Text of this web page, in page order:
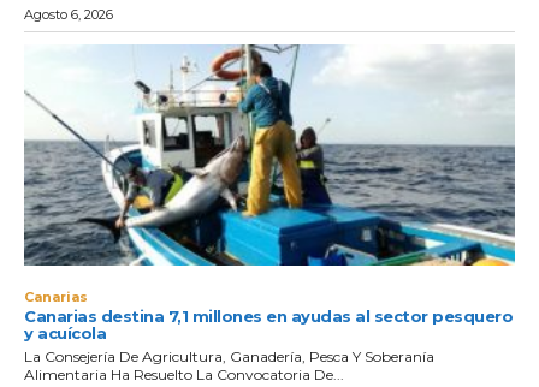
Agosto 6, 2026
Canarias
Canarias destina 7,1 millones en ayudas al sector pesquero
y acuícola
La Consejería De Agricultura, Ganadería, Pesca Y Soberanía
Alimentaria Ha Resuelto La Convocatoria De...